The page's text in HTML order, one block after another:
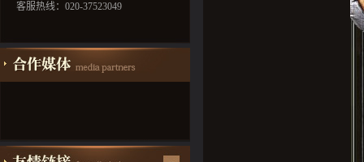
客服热线：020-37523049